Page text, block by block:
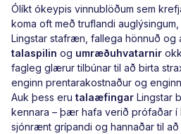
Ólíkt ókeypis vinnublöðum sem
koma oft með truflandi auglýsingum,
Lingstar stafræn, fallega hönnuð og
talaspilin og umræðuhvatarnir
fagleg glærur tilbúnar til að birta
enginn prentarakostnaður og
Auk þess eru talaæfingar Lingstar
kennara – þær hafa verið prófaðar í
sjónrænt grípandi og hannaðar til